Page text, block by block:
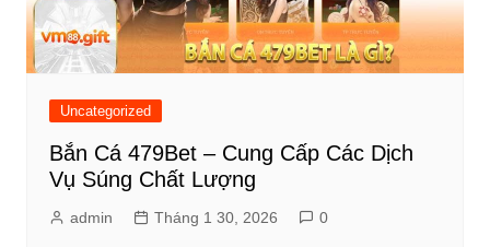
Uncategorized
Bắn Cá 479Bet – Cung Cấp Các Dịch
Vụ Súng Chất Lượng
admin Tháng 1 30, 2026 0